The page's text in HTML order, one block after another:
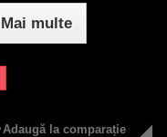
Mai multe
Adaugă la comparație